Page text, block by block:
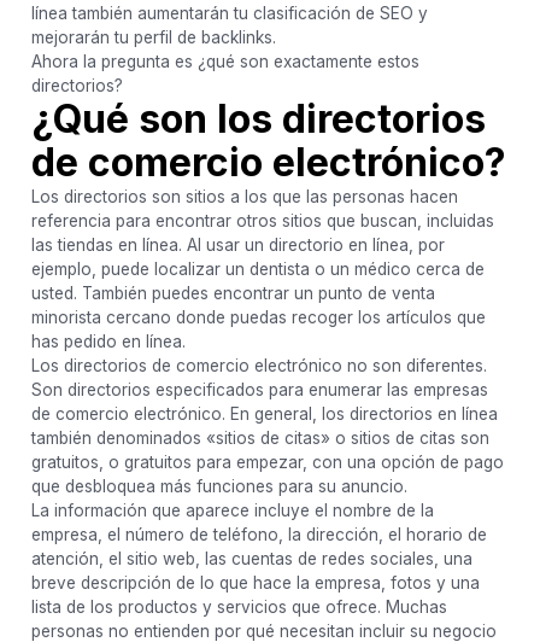
línea también aumentarán tu clasificación de SEO y
mejorarán tu perfil de backlinks.
Ahora la pregunta es ¿qué son exactamente estos
directorios?
¿Qué son los directorios
de comercio electrónico?
Los directorios son sitios a los que las personas hacen
referencia para encontrar otros sitios que buscan, incluidas
las tiendas en línea. Al usar un directorio en línea, por
ejemplo, puede localizar un dentista o un médico cerca de
usted. También puedes encontrar un punto de venta
minorista cercano donde puedas recoger los artículos que
has pedido en línea.
Los directorios de comercio electrónico no son diferentes.
Son directorios especificados para enumerar las empresas
de comercio electrónico. En general, los directorios en línea
también denominados «sitios de citas» o sitios de citas son
gratuitos, o gratuitos para empezar, con una opción de pago
que desbloquea más funciones para su anuncio.
La información que aparece incluye el nombre de la
empresa, el número de teléfono, la dirección, el horario de
atención, el sitio web, las cuentas de redes sociales, una
breve descripción de lo que hace la empresa, fotos y una
lista de los productos y servicios que ofrece. Muchas
personas no entienden por qué necesitan incluir su negocio